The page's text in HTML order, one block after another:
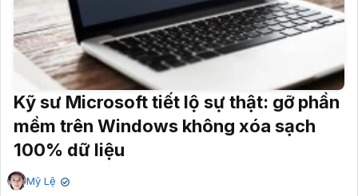
Kỹ sư Microsoft tiết lộ sự thật: gỡ phần
mềm trên Windows không xóa sạch
100% dữ liệu
Mỹ Lệ ✔